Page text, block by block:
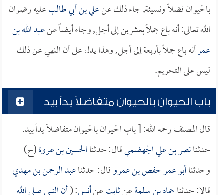
بالحيوان فضلاً ونسيئة, جاء ذلك عنعلي بن أبي طالبعليه رضوان
الله تعالى: أنه باع جملاً بعشرين إلى أجل, وجاء أيضاً عنعبد الله بن
عمرأنه باع جملاً بأربعة إلى أجل, وهذا يدل على أن النهي عن ذلك
ليس على التحريم.
باب الحيوان بالحيوان متفاضلاً يداً بيد
قال المصنف رحمه الله: [ باب الحيوان بالحيوان متفاضلاً يداً بيد.
حدثنانصر بن علي الجهضميقال: حدثناالحسين بن عروة(ح)
وحدثناأبو عمر حفص بن عمروقال: حدثناعبد الرحمن بن مهدي